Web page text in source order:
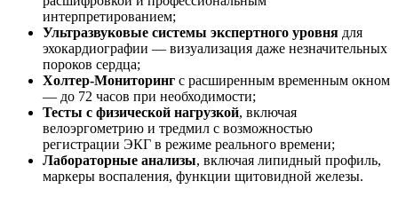
интерпретированием;
Ультразвуковые системы экспертного уровня для
эхокардиографии — визуализация даже незначительных
пороков сердца;
Холтер-Мониторинг с расширенным временным окном
— до 72 часов при необходимости;
Тесты с физической нагрузкой, включая
велоэргометрию и тредмил с возможностью
регистрации ЭКГ в режиме реального времени;
Лабораторные анализы, включая липидный профиль,
маркеры воспаления, функции щитовидной железы.